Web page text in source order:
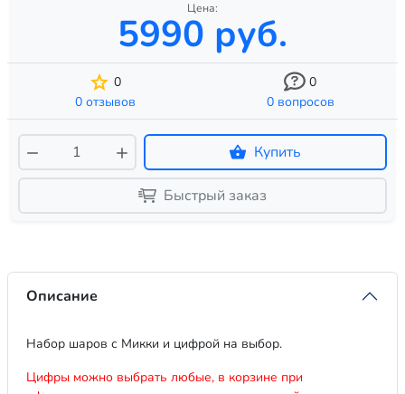
Цена:
5990 руб.
0
0 отзывов
0
0 вопросов
Купить
Быстрый заказ
Описание
Набор шаров с Микки и цифрой на выбор.
Цифры можно выбрать любые, в корзине при